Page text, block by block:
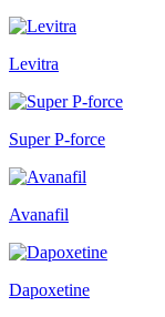
Levitra
Super P-force
Avanafil
Dapoxetine